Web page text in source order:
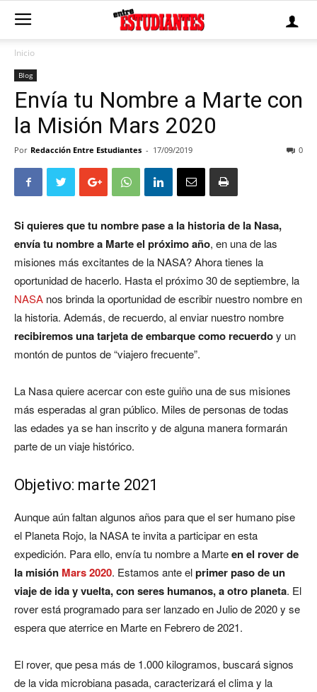
Inicio
Blog
Envía tu Nombre a Marte con
la Misión Mars 2020
Por Redacción Entre Estudiantes - 17/09/2019 0
Si quieres que tu nombre pase a la historia de la Nasa,
envía tu nombre a Marte el próximo año, en una de las
misiones más excitantes de la NASA? Ahora tienes la
oportunidad de hacerlo. Hasta el próximo 30 de septiembre, la
NASA nos brinda la oportunidad de escribir nuestro nombre en
la historia. Además, de recuerdo, al enviar nuestro nombre
recibiremos una tarjeta de embarque como recuerdoy un
montón de puntos de “viajero frecuente”.
La Nasa quiere acercar con este guiño una de sus misiones
más esperadas al gran público. Miles de personas de todas
las edades ya se han inscrito y de alguna manera formarán
parte de un viaje histórico.
Objetivo: marte 2021
Aunque aún faltan algunos años para que el ser humano pise
el Planeta Rojo, la NASA te invita a participar en esta
expedición. Para ello, envía tu nombre a Marteen el rover de
la misión Mars 2020. Estamos ante elprimer paso de un
viaje de ida y vuelta, con seres humanos, a otro planeta. El
rover está programado para ser lanzado en Julio de 2020 y se
espera que aterrice en Marte en Febrero de 2021.
El rover, que pesa más de 1.000 kilogramos, buscará signos
de la vida microbiana pasada, caracterizará el clima y la